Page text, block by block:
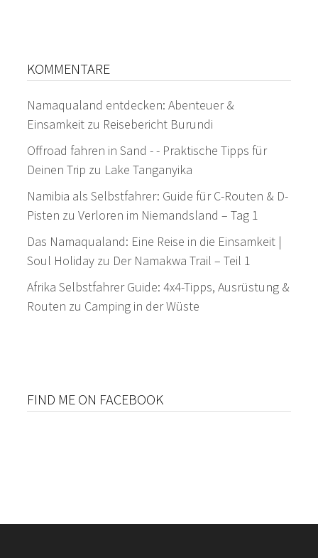
KOMMENTARE
Namaqualand entdecken: Abenteuer &
Einsamkeit zu Reisebericht Burundi
Offroad fahren in Sand - - Praktische Tipps für
Deinen Trip zu Lake Tanganyika
Namibia als Selbstfahrer: Guide für C-Routen & D-
Pisten zuVerloren im Niemandsland – Tag 1
Das Namaqualand: Eine Reise in die Einsamkeit |
Soul Holiday zu Der Namakwa Trail – Teil 1
Afrika Selbstfahrer Guide: 4x4-Tipps, Ausrüstung &
Routen zu Camping in der Wüste
FIND ME ON FACEBOOK